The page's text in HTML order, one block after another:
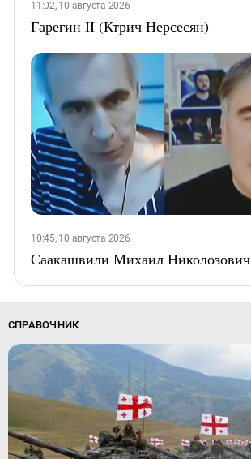
11:02, 10 августа 2026
Гарегин II (Ктрич Нерсесян)
10:45, 10 августа 2026
Саакашвили Михаил Николозович
СПРАВОЧНИК